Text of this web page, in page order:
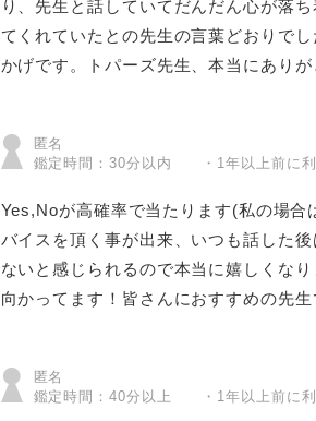
り、先生と話していてだんだん心が落
てくれていたとの先生の言葉どおりで
かげです。トパーズ先生、本当にありが
匿名
鑑定時間：30分以内 ・1年以上前に利
Yes,Noが高確率で当たります(私の場
バイスを頂く事が出来、いつも話した
ないと感じられるので本当に嬉しくな
向かってます！皆さんにおすすめの先生
匿名
鑑定時間：40分以上 ・1年以上前に利